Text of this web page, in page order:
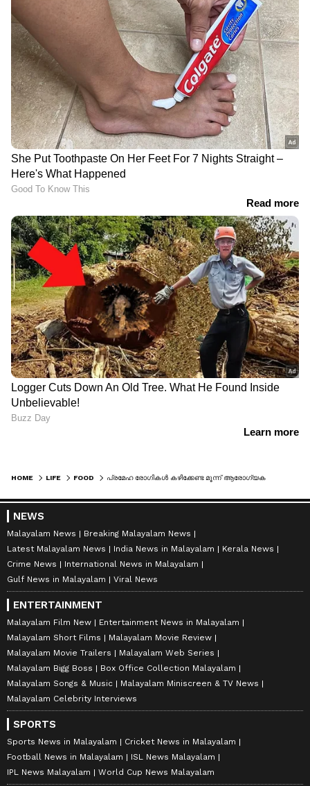
HOME LIFE FOOD
NEWS
Malayalam News
Breaking Malayalam News
Latest Malayalam News
India News in Malayalam
Kerala News
Crime News
International News in Malayalam
Gulf News in Malayalam
Viral News
ENTERTAINMENT
Malayalam Film New
Entertainment News in Malayalam
Malayalam Short Films
Malayalam Movie Review
Malayalam Movie Trailers
Malayalam Web Series
Malayalam Bigg Boss
Box Office Collection Malayalam
Malayalam Songs & Music
Malayalam Miniscreen & TV News
Malayalam Celebrity Interviews
SPORTS
Sports News in Malayalam
Cricket News in Malayalam
Football News in Malayalam
ISL News Malayalam
IPL News Malayalam
World Cup News Malayalam